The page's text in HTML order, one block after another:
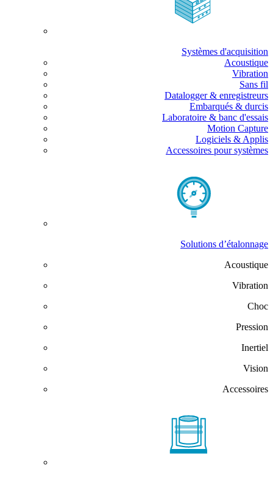
Systèmes d'acquisition
Acoustique
Vibration
Sans fil
Datalogger & enregistreurs
Embarqués & durcis
Laboratoire & banc d'essais
Motion Capture
Logiciels & Applis
Accessoires pour systèmes
Solutions d’étalonnage
Acoustique
Vibration
Choc
Pression
Inertiel
Vision
Accessoires